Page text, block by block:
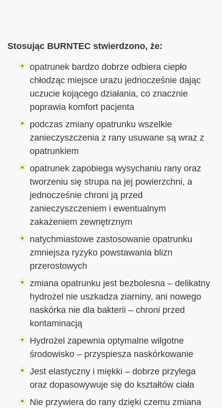
Stosując BURNTEC stwierdzono, że:
opatrunek bardzo dobrze odbiera ciepło
chłodząc miejsce urazu jednocześnie dając
uczucie kojącego działania, co znacznie
poprawia komfort pacjenta
podczas zmiany opatrunku wszelkie
zanieczyszczenia z rany usuwane są wraz z
opatrunkiem
opatrunek zapobiega wysychaniu rany oraz
tworzeniu się strupa na jej powierzchni, a
jednocześnie chroni ją przed
zanieczyszczeniem i ewentualnym
zakażeniem zewnętrznym
natychmiastowe zastosowanie opatrunku
zmniejsza ryzyko powstawania blizn
przerostowych
zmiana opatrunku jest bezbolesna – delikatny
hydrożel nie uszkadza ziarniny, ani nowego
naskórka nie dla bakterii – chroni przed
kontaminacją
Hydrożel zapewnia optymalne wilgotne
środowisko – przyspiesza naskórkowanie
Jest elastyczny i miękki – dobrze przylega
oraz dopasowywuje się do kształtów ciała
Nie przywiera do rany dzięki czemu zmiana